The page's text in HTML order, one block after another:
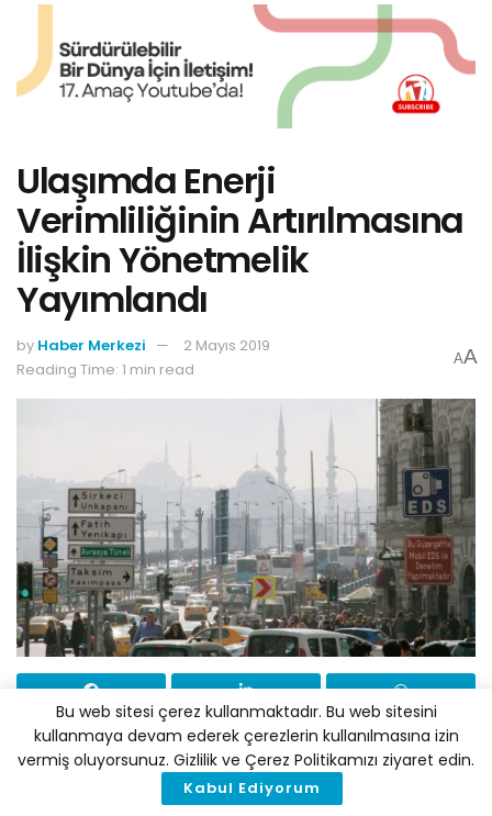
Ulaşımda Enerji
Verimliliğinin Artırılmasına
İlişkin Yönetmelik
Yayımlandı
by Haber Merkezi
2 Mayıs 2019
Reading Time: 1 min read
AA
Ulaşımda Enerji Verimliliğinin Artırılmasına İlişkin
Usul ve Esaslar Hakkında Yönetmelik Resmi
Gazete’de yayımlandı. Yönetmelik ile ulaşımdan
Bu web sitesi çerez kullanmaktadır. Bu web sitesini
kullanmaya devam ederek çerezlerin kullanılmasına izin
vermiş oluyorsunuz. Gizlilik ve Çerez Politikamızı ziyaret edin.
Kabul Ediyorum